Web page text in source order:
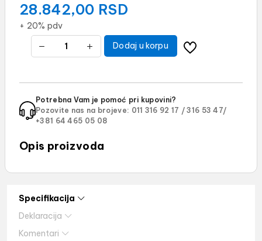
28.842,00 RSD
+ 20% pdv
Dodaj u korpu
Potrebna Vam je pomoć pri kupovini?
Pozovite nas na brojeve: 011 316 92 17 / 316 53 47/
+381 64 465 05 08
Opis proizvoda
Specifikacija
Deklaracija
Komentari